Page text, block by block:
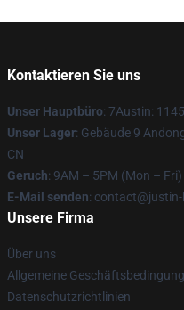
Kontaktieren Sie uns
Unser Hauptbüro: 7Austin:
Unser Lager: Gebäude 9
CN
Geruch: 9AM – 5PM (Mon – Fri)
E-Mail senden:
Unsere Firma
Über uns
Allgemeine
Datenschutzrichtlinien